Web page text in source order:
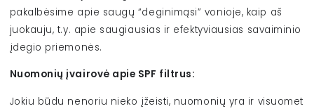
pakalbėsime apie saugų “deginimąsi” vonioje, kaip aš
juokauju, t.y. apie saugiausias ir efektyviausias savaiminio
įdegio priemonės.
Nuomonių įvairovė apie SPF filtrus:
Jokiu būdu nenoriu nieko įžeisti, nuomonių yra ir visuomet